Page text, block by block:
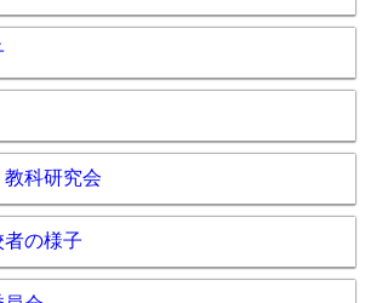
科研究会
の様子